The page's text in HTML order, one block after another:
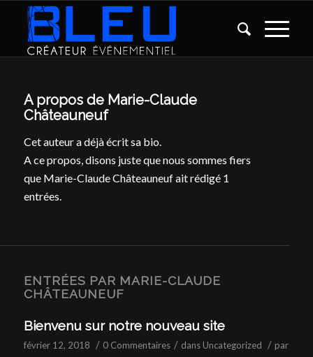
A propos de Marie-Claude
Châteauneuf
Cet auteur a déjà écrit sa bio.
A ce propos, disons juste que nous sommes fiers
que Marie-Claude Châteauneufait rédigé 1
entrées.
ENTRÉES PAR MARIE-CLAUDE
CHÂTEAUNEUF
Bienvenu sur notre nouveau site
février 12, 2018 / 0 Commentaires / dans Uncategorized / par